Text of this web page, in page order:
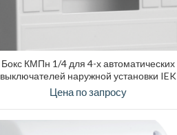
Бокс КМПн 1/4 для 4-х автоматических
выключателей наружной установки IEK
Цена по запросу